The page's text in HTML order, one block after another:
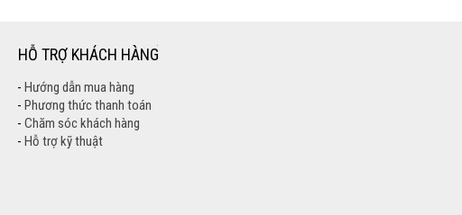
HỖ TRỢ KHÁCH HÀNG
- Hướng dẫn mua hàng
- Phương thức thanh toán
- Chăm sóc khách hàng
- Hỗ trợ kỹ thuật